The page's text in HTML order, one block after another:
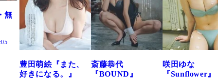
斎藤恭代
『BOUND』
咲田ゆな
『Sunflower』
藤水咲桜『花
だまり』